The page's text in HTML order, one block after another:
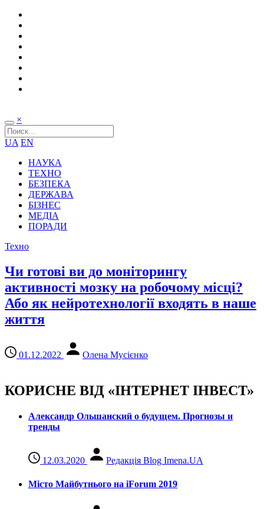
×
UA EN
НАУКА
ТЕХНО
БЕЗПЕКА
ДЕРЖАВА
БІЗНЕС
МЕДІА
ПОРАДИ
Техно
Чи готові ви до моніторингу
активності мозку на робочому місці?
Або як нейротехнології входять в наше
життя
01.12.2022 Олена Мусієнко
КОРИСНЕ ВІД «ІНТЕРНЕТ ІНВЕСТ»
Александр Ольшанский о будущем. Прогнозы и
тренды
12.03.2020 Редакція Blog Imena.UA
Місто Майбутнього на iForum 2019